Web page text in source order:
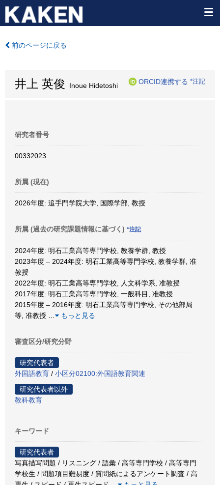
前のページに戻る
井上 英俊 Inoue Hidetoshi
ORCID連携する *注記
研究者番号
00332023
所属 (現在)
2026年度: 追手門学院大学, 国際学部, 教授
所属 (過去の研究課題情報に基づく) *注記
2024年度: 明石工業高等専門学校, 教養学群, 教授
2023年度 – 2024年度: 明石工業高等専門学校, 教養学群, 准
教授
2022年度: 明石工業高等専門学校, 人文科学系, 准教授
2017年度: 明石工業高等専門学校, 一般科目, 准教授
2015年度 – 2016年度: 明石工業高等専門学校, その他部局
等, 准教授
もっと見る
審査区分/研究分野
研究代表者
外国語教育 / 小区分02100:外国語教育関連
研究代表者以外
教科教育
キーワード
研究代表者
写真描写問題 / リスニング / 語彙 / 高等専門学校 / 高等専門
学校生 / 問題項目難易度 / 質問紙によるアンケート調査 / 高